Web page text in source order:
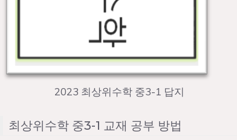
2023 최상위수학 중3-1 답지
최상위수학 중3-1 교재 공부 방법